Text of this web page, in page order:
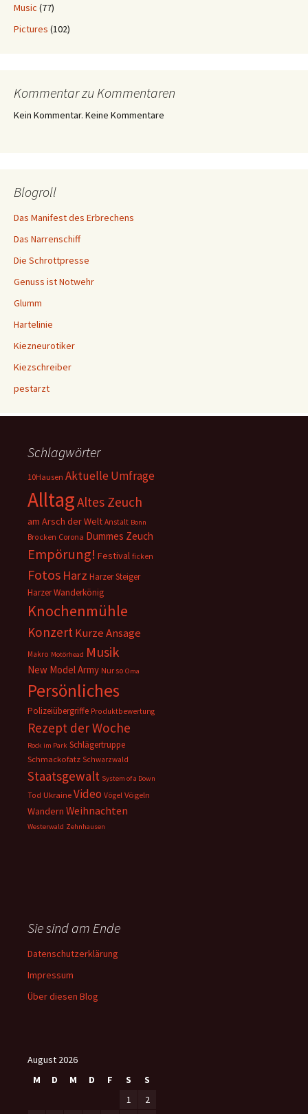
Music (77)
Pictures (102)
Kommentar zu Kommentaren
Kein Kommentar. Keine Kommentare
Blogroll
Das Manifest des Erbrechens
Das Narrenschiff
Die Schrottpresse
Genuss ist Notwehr
Glumm
Hartelinie
Kiezneurotiker
Kiezschreiber
pestarzt
Schlagwörter
10Hausen Aktuelle Umfrage
AlltagAltes Zeuch
am Arsch der Welt Anstalt Bonn
Brocken Corona Dummes Zeuch
Empörung! Festival ficken
Fotos Harz Harzer Steiger
Harzer Wanderkönig
Knochenmühle
KonzertKurze Ansage
Makro Motörhead Musik
New Model Army Nur so Oma
Persönliches
Polizeiübergriffe Produktbewertung
Rezept der Woche
Rock im Park Schlägertruppe
Schmackofatz Schwarzwald
Staatsgewalt System of a Down
Tod Ukraine Video Vögel Vögeln
Wandern Weihnachten
Westerwald Zehnhausen
Sie sind am Ende
Datenschutzerklärung
Impressum
Über diesen Blog
August 2026
M
D M D F S
S
1
2